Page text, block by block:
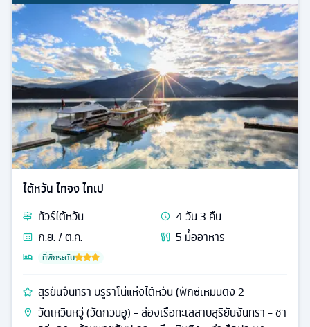
ไต้หวัน ไทจง ไทเป
ทัวร์ไต้หวัน 4วัน3 คืน
ก.ย. / ต.ค.
5 มื้ออาหาร
ที่พักระดับ
สุริยันจันทรา บรูราโน่แห่งไต้หวัน (พักซีเหมินติง 2
วัดเหวินหวู่ (วัดกวนอู) - ล่องเรือทะเลสาบสุริยันจันทรา - ชา